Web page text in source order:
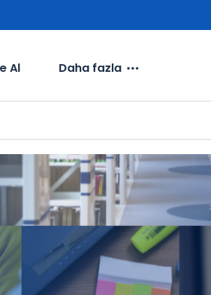
Al Daha fazla